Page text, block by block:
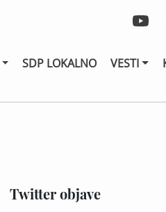
SDP LOKALNO VESTI
Twitter objave